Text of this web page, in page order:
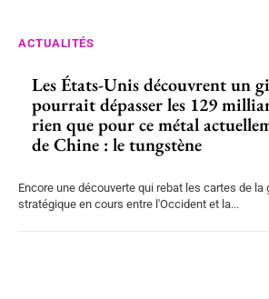
ACTUALITÉS
Les États-Unis découvrent un
pourrait dépasser les 129
rien que pour ce métal
de Chine : le tungstène
Encore une découverte qui rebat les cartes de la
stratégique en cours entre l'Occident et la...